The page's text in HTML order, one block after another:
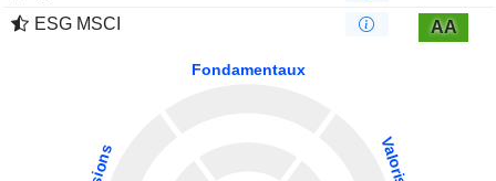
ESG MSCI
AA